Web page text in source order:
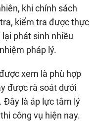
khi chính sách
kiểm tra được thực
phát sinh nhiều
pháp lý.
xem là phù hợp
được rà soát dưới
Đây là áp lực tâm lý
công vụ hiện nay.